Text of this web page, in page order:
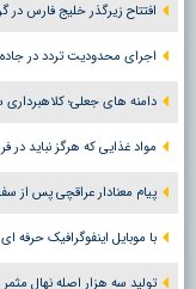
افتتاح زیرگذر خلیج فارس در
اجرای محدودیت تردد در جاده
دامنه های جعلی؛
مواد غذایی که هرگز نباید در
پیام معنادار عراقچی پس از
با موبایل اینفوگرافیک حرفه
تولید سه هزار اصله نهال مثمر